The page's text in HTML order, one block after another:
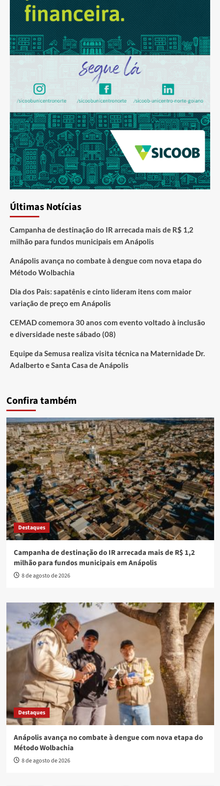
Últimas Notícias
Campanha de destinação do IR arrecada mais de R$ 1,2
milhão para fundos municipais em Anápolis
Anápolis avança no combate à dengue com nova etapa do
Método Wolbachia
Dia dos Pais: sapatênis e cinto lideram itens com maior
variação de preço em Anápolis
CEMAD comemora 30 anos com evento voltado à inclusão
e diversidade neste sábado (08)
Equipe da Semusa realiza visita técnica na Maternidade Dr.
Adalberto e Santa Casa de Anápolis
Confira também
Destaques
Campanha de destinação do IR arrecada mais de R$ 1,2
milhão para fundos municipais em Anápolis
8 de agosto de 2026
Destaques
Anápolis avança no combate à dengue com nova etapa do
Método Wolbachia
8 de agosto de 2026